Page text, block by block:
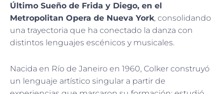
Último Sueño de Frida y Diego, en el
Metropolitan Opera de Nueva York, consolidando
una trayectoria que ha conectado la danza con
distintos lenguajes escénicos y musicales.
Nacida en Río de Janeiro en 1960, Colker construyó
un lenguaje artístico singular a partir de